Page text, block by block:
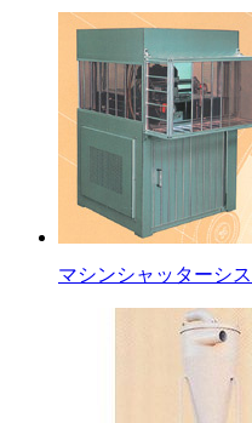
マシンシャッターシ